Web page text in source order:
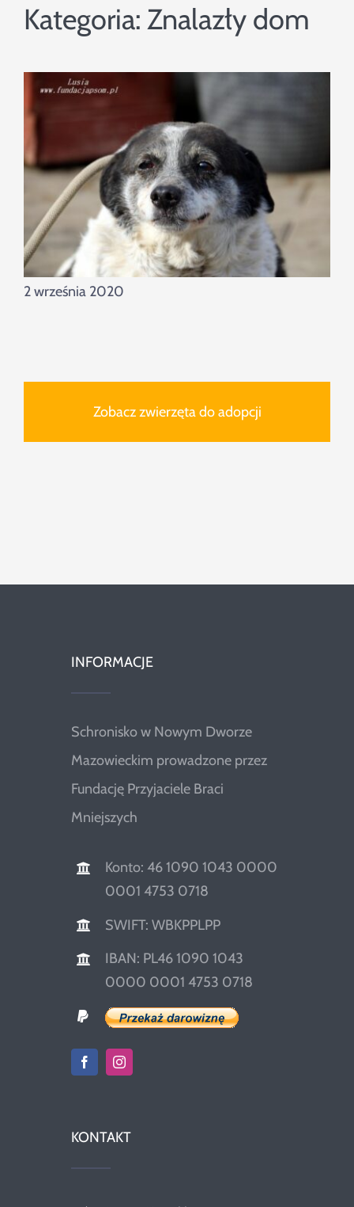
Kategoria: Znalazły dom
2 września 2020
Zobacz zwierzęta do adopcji
INFORMACJE
Schronisko w Nowym Dworze
Mazowieckim prowadzone przez
Fundację Przyjaciele Braci
Mniejszych
Konto: 46 1090 1043 0000
0001 4753 0718
SWIFT: WBKPPLPP
IBAN: PL46 1090 1043
0000 0001 4753 0718
KONTAKT